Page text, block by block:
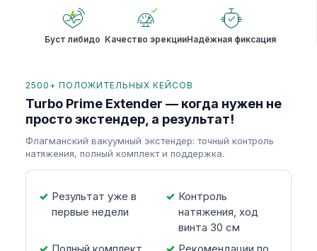
Буст либидо Качество эрекцииНадёжная фиксация
2500+ ПОЛОЖИТЕЛЬНЫХ КЕЙСОВ
Turbo Prime Extender — когда нужен не
просто экстендер, а результат!
Флагманский вакуумный экстендер: точный контроль
натяжения, полный комплект и поддержка.
Результат уже в
первые недели
Контроль
натяжения, ход
винта 30 см